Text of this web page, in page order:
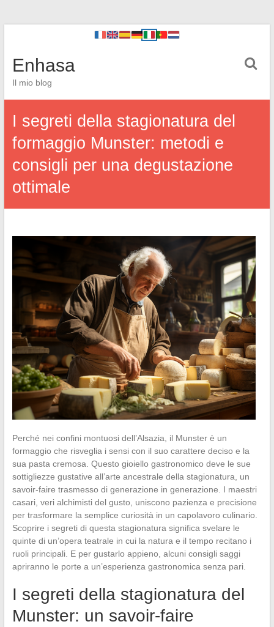
Enhasa
Il mio blog
I segreti della stagionatura del
formaggio Munster: metodi e
consigli per una degustazione
ottimale
Perché nei confini montuosi dell’Alsazia, il Munster è un
formaggio che risveglia i sensi con il suo carattere deciso e la
sua pasta cremosa. Questo gioiello gastronomico deve le sue
sottigliezze gustative all’arte ancestrale della stagionatura, un
savoir-faire trasmesso di generazione in generazione. I maestri
casari, veri alchimisti del gusto, uniscono pazienza e precisione
per trasformare la semplice curiosità in un capolavoro culinario.
Scoprire i segreti di questa stagionatura significa svelare le
quinte di un’opera teatrale in cui la natura e il tempo recitano i
ruoli principali. E per gustarlo appieno, alcuni consigli saggi
apriranno le porte a un’esperienza gastronomica senza pari.
I segreti della stagionatura del
Munster: un savoir-faire